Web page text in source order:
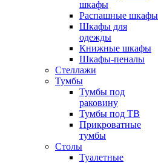
шкафы
Распашные шкафы
Шкафы для
одежды
Книжные шкафы
Шкафы-пеналы
Стеллажи
Тумбы
Тумбы под
раковину
Тумбы под ТВ
Прикроватные
тумбы
Столы
Туалетные